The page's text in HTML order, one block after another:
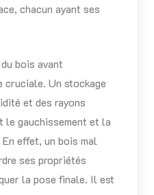
chacun ayant ses
bois avant
cruciale. Un stockage
et des rayons
gauchissement et la
effet, un bois mal
ses propriétés
la pose finale. Il est